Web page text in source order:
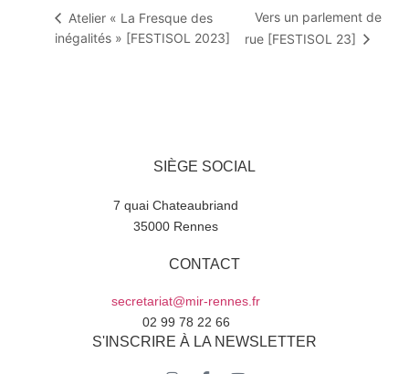
Atelier « La Fresque des
inégalités » [FESTISOL 2023]
Vers un parlement de
rue [FESTISOL 23]
SIÈGE SOCIAL
7 quai Chateaubriand
35000 Rennes
CONTACT
secretariat@mir-rennes.fr
02 99 78 22 66
S'INSCRIRE À LA NEWSLETTER